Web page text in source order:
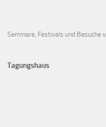
Seminare, Festivals und Besuche
Tagungshaus